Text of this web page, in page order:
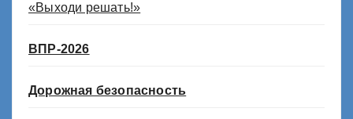
«Выходи решать!»
ВПР-2026
Дорожная безопасность